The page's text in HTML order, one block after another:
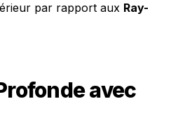
par rapport aux Ray-
avec